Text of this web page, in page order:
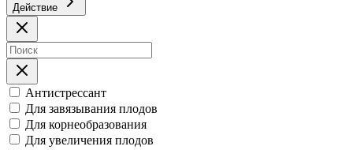
Действие
Антистрессант
Для завязывания плодов
Для корнеобразования
Для увеличения плодов